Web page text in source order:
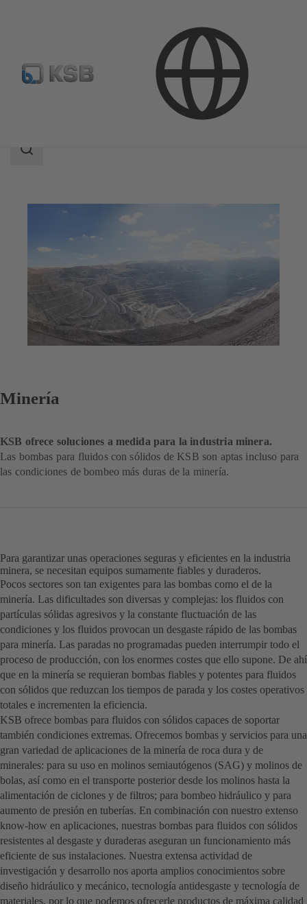
Área
Minería
KSB ofrece soluciones a medida para la industria minera.
Las bombas para fluidos con sólidos de KSB son aptas incluso para
las condiciones de bombeo más duras de la minería.
Para garantizar unas operaciones seguras y eficientes en la industria
minera, se necesitan equipos sumamente fiables y duraderos.
Pocos sectores son tan exigentes para las bombas como el de la
minería. Las dificultades son diversas y complejas: los fluidos con
partículas sólidas agresivos y la constante fluctuación de las
condiciones y los fluidos provocan un desgaste rápido de las bombas
para minería. Las paradas no programadas pueden interrumpir todo el
proceso de producción, con los enormes costes que ello supone. De ahí
que en la minería se requieran bombas fiables y potentes para fluidos
con sólidos que reduzcan los tiempos de parada y los costes operativos
totales e incrementen la eficiencia.
KSB ofrece bombas para fluidos con sólidos capaces de soportar
también condiciones extremas. Ofrecemos bombas y servicios para una
gran variedad de aplicaciones de la minería de roca dura y de
minerales: para su uso en molinos semiautógenos (SAG) y molinos de
bolas, así como en el transporte posterior desde los molinos hasta la
alimentación de ciclones y de filtros; para bombeo hidráulico y para
aumento de presión en tuberías. En combinación con nuestro extenso
know-how en aplicaciones, nuestras bombas para fluidos con sólidos
resistentes al desgaste y duraderas aseguran un funcionamiento más
eficiente de sus instalaciones. Nuestra extensa actividad de
investigación y desarrollo nos aporta amplios conocimientos sobre
diseño hidráulico y mecánico, tecnología antidesgaste y tecnología de
materiales, por lo que podemos ofrecerle productos de máxima calidad